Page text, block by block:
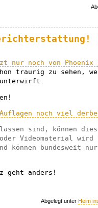
nur noch von Phoenix
traurig zu sehen,
unterwirft.
noch viel
sind, können
Videomaterial
können bundesweit
geht anders!
Abgelegt unter Heim